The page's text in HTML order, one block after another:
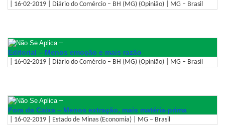
| 16-02-2019 | Diário do Comércio – BH (MG) (Opinião) | MG – Brasil
–
Editorial – Menos emoção e mais razão
| 16-02-2019 | Diário do Comércio – BH (MG) (Opinião) | MG – Brasil
–
Fora da Caixa – Menos extração, mais matéria-prima
| 16-02-2019 | Estado de Minas (Economia) | MG – Brasil